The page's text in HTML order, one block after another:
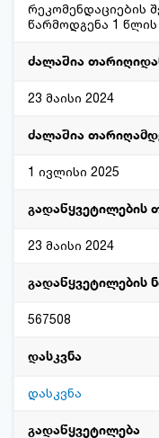
რეკომენდაციების
წარმოდგენა 1
ძალაშია
23 მაისი 2024
ძალაშია
1 ივლისი 2025
გადაწყვეტილების
23 მაისი 2024
გადაწყვეტილების
567508
დასკვნა
დასკვნა
გადაწყვეტილება